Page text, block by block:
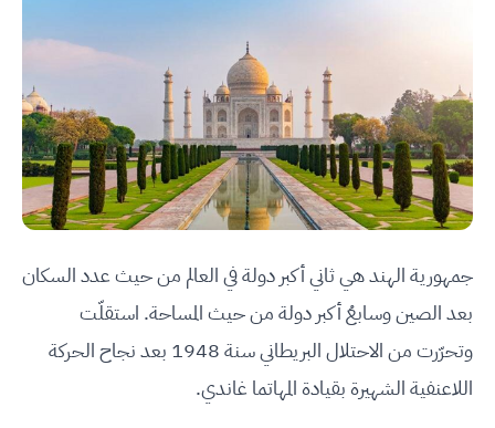
جمهورية الهند هي ثاني أكبر دولة في العالم من حيث عدد السكان
بعد الصين وسابعُ أكبر دولة من حيث المساحة. استقلّت
وتحرّرت من الاحتلال البريطاني سنة 1948 بعد نجاح الحركة
اللاعنفية الشهيرة بقيادة المهاتما غاندي.